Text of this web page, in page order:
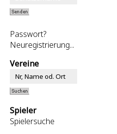
Passwort?
Neuregistrierung...
Vereine
Spieler
Spielersuche